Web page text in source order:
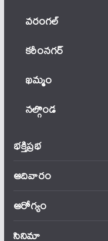
వ‌రంగ‌ల్
కరీంనగర్
ఖ‌మ్మం
నల్గొండ
భక్తిప్రభ
ఆదివారం
ఆరోగ్యం
సినిమా